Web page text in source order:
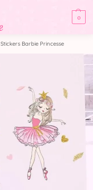
0
Stickers Barbie Princesse